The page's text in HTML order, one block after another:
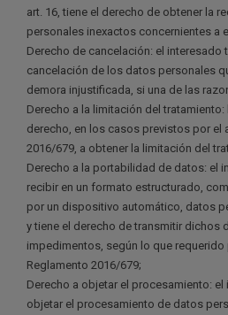
art. 16, tiene el derecho de obtener la
personales inexactos concernientes a
Derecho de cancelación: el interesado
cancelación de los datos personales
demora injustificada, si una de las
Derecho a la limitación del tratamiento:
derecho, en los casos previstos por el
2016/679, a obtener la limitación del
Derecho a la portabilidad de datos: el
recibir en un formato estructurado,
por un dispositivo automático, datos
y tiene el derecho de transmitir dichos
impedimentos, según lo que requerido
Reglamento 2016/679;
Derecho a objetar el procesamiento:
objetar el procesamiento de datos